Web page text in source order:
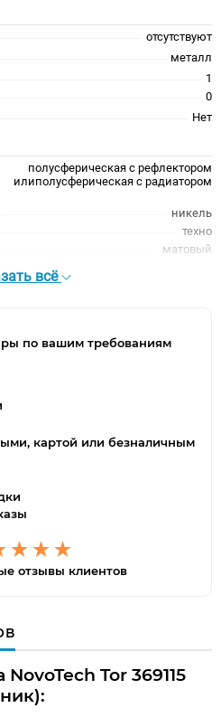
отсутствуют
металл
1
0
Нет
полусферическая с рефлектором
илиполусферическая с радиатором
никель
техно
матовый
спальня, коридор, прихожая, кабинет
всё
по вашим требованиям
картой или безналичным
отзывы клиентов
Tor 369115